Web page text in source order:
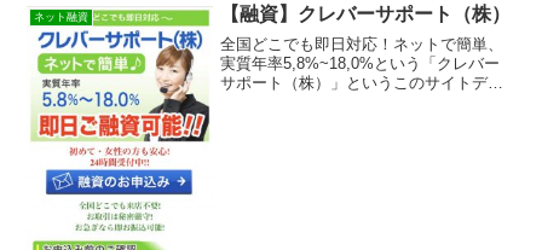
ネット融資 【融資】クレバーサポート（株）
全国どこでも即日対応！ネットで簡単、
実質年率5,8%~18,0%という「クレバー
サポート（株）」というこのサイトデザ